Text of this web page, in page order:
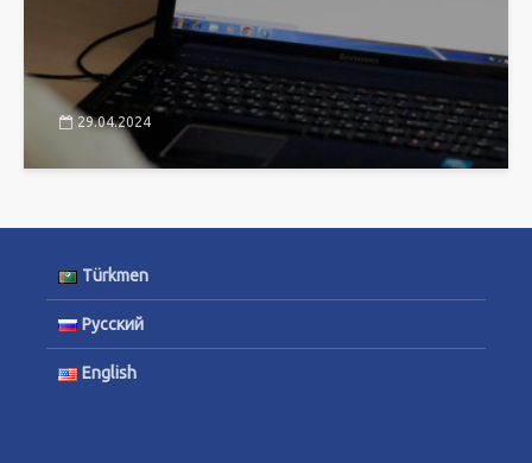
29.04.2024
Türkmen
Русский
English